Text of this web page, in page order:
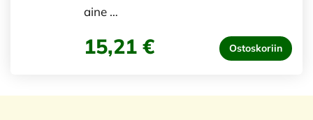
aine …
15,21 € Ostoskoriin